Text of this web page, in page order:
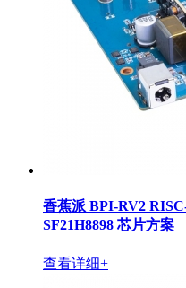
香蕉派 BPI-RV2
SF21H8898 芯片方案
查看详细+